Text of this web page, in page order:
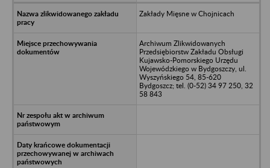
Zakłady Mięsne w Chojnicach
Archiwum Zlikwidowanych
Przedsiębiorstw Zakładu Obsługi
Kujawsko-Pomorskiego Urzędu
Wojewódzkiego w Bydgoszczy, ul.
Wyszyńskiego 54, 85-620
Bydgoszcz; tel. (0-52) 34 97 250, 32
58 843